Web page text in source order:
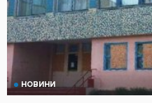
НОВИНИ